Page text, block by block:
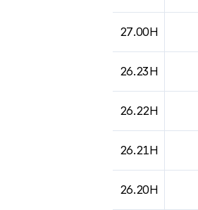
27.00H
26.23H
26.22H
26.21H
26.20H